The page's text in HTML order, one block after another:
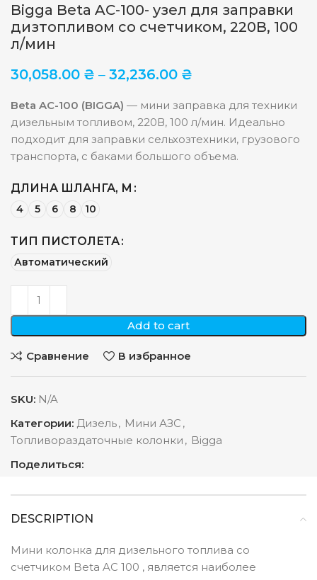
Bigga Beta AC-100- узел для заправки
дизтопливом со счетчиком, 220В, 100
л/мин
30,058.00 ₴ – 32,236.00 ₴
Beta AC-100 (BIGGA) — мини заправка для техники
дизельным топливом, 220В, 100 л/мин. Идеально
подходит для заправки сельхозтехники, грузового
транспорта, с баками большого объема.
ДЛИНА ШЛАНГА, М
4 5 6 8 10
ТИП ПИСТОЛЕТА
Автоматический
Add to cart
Сравнение В избранное
SKU: N/A
Категории: Дизель, Мини АЗС ,
Топливораздаточные колонки , Bigga
Поделиться:
DESCRIPTION
Мини колонка для дизельного топлива со
счетчиком Beta AC 100 , является наиболее